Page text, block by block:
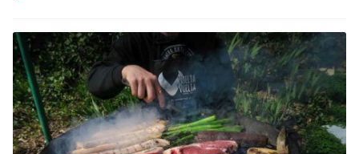
0 productos